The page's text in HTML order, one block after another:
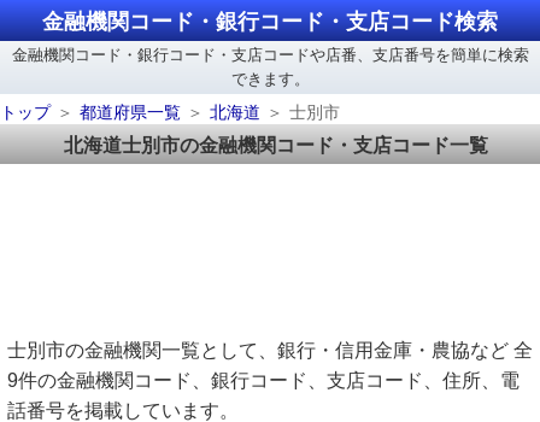
金融機関コード・銀行コード・支店コード検索
金融機関コード・銀行コード・支店コードや店番、支店番号を簡単に検索
できます。
トップ
都道府県一覧 北海道 士別市
北海道士別市の金融機関コード・支店コード一覧
士別市の金融機関一覧として、銀行・信用金庫・農協など 全
9件の金融機関コード、銀行コード、支店コード、住所、電
話番号を掲載しています。